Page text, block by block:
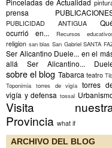
prensa
PUBLICIDAD ANTIGUA
ocurrió en...
Recursos
religion san blas San Gabriel SANTA
Ser Alicantino Duele... en el
allá
Ser Alicantino...
sobre el blog Tabarca teatro
Toponimia torres de vigía torres
vigía y defensa tossal
Visita
Provincia what if
ARCHIVO DEL BLOG